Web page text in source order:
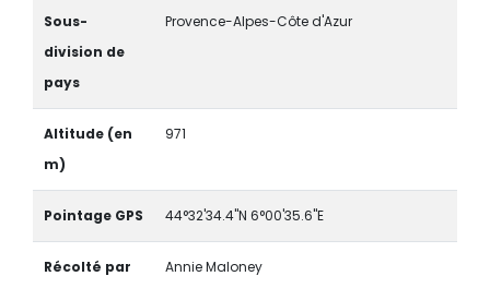
Sous-
division de
pays
Provence-Alpes-Côte d'Azur
Altitude (en
m)
971
Pointage GPS 44°32'34.4"N 6°00'35.6"E
Récolté par Annie Maloney